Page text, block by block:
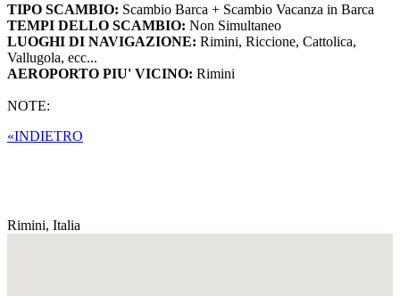
TIPO SCAMBIO: Scambio Barca + Scambio Vacanza in Barca
TEMPI DELLO SCAMBIO: Non Simultaneo
LUOGHI DI NAVIGAZIONE: Rimini, Riccione, Cattolica,
Vallugola, ecc...
AEROPORTO PIU' VICINO: Rimini
NOTE:
«INDIETRO
Rimini, Italia